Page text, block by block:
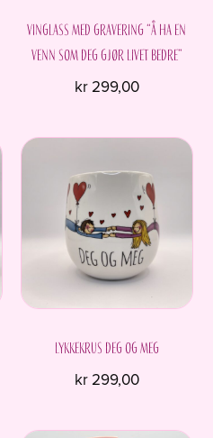
Vinglass med gravering “Å ha en
venn som deg gjør livet bedre”
kr299,00
Lykkekrus Deg og meg
kr299,00